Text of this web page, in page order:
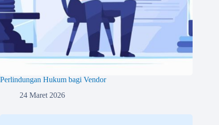
Perlindungan Hukum bagi Vendor
24 Maret 2026